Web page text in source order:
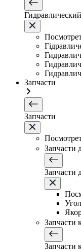
Запчасти
Запчасти
Запчасти
Запчасти
Запчасти
Запчасти